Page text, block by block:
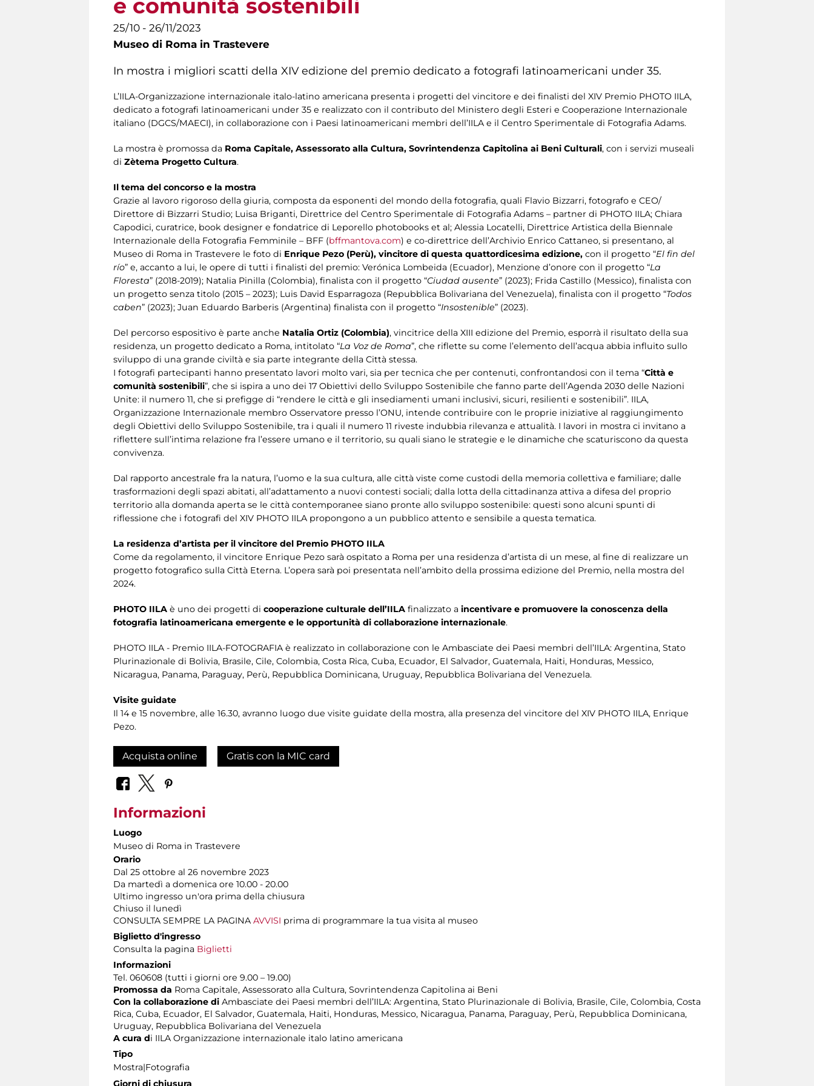
e comunità sostenibili
25/10 - 26/11/2023
Museo di Roma in Trastevere
In mostra i migliori scatti della XIV edizione del premio dedicato a fotografi latinoamericani under 35.
L’IILA-Organizzazione internazionale italo-latino americana presenta i progetti del vincitore e dei finalisti del XIV Premio PHOTO IILA,
dedicato a fotografi latinoamericani under 35 e realizzato con il contributo del Ministero degli Esteri e Cooperazione Internazionale
italiano (DGCS/MAECI), in collaborazione con i Paesi latinoamericani membri dell’IILA e il Centro Sperimentale di Fotografia Adams.
La mostra è promossa da Roma Capitale, Assessorato alla Cultura, Sovrintendenza Capitolina ai Beni Culturali, con i servizi museali
di Zètema Progetto Cultura.
Il tema del concorso e la mostra
Grazie al lavoro rigoroso della giuria, composta da esponenti del mondo della fotografia, quali Flavio Bizzarri, fotografo e CEO/
Direttore di Bizzarri Studio; Luisa Briganti, Direttrice del Centro Sperimentale di Fotografia Adams – partner di PHOTO IILA; Chiara
Capodici, curatrice, book designer e fondatrice di Leporello photobooks et al; Alessia Locatelli, Direttrice Artistica della Biennale
Internazionale della Fotografia Femminile – BFF (bffmantova.com) e co-direttrice dell’Archivio Enrico Cattaneo, si presentano, al
Museo di Roma in Trastevere le foto di Enrique Pezo (Perù), vincitore di questa quattordicesima edizione, con il progetto “El fin del
río” e, accanto a lui, le opere di tutti i finalisti del premio: Verónica Lombeida (Ecuador), Menzione d’onore con il progetto “La
Floresta” (2018-2019); Natalia Pinilla (Colombia), finalista con il progetto “Ciudad ausente” (2023); Frida Castillo (Messico), finalista con
un progetto senza titolo (2015 – 2023); Luis David Esparragoza (Repubblica Bolivariana del Venezuela), finalista con il progetto “Todos
caben” (2023); Juan Eduardo Barberis (Argentina) finalista con il progetto “Insostenible” (2023).
Del percorso espositivo è parte anche Natalia Ortiz (Colombia), vincitrice della XIII edizione del Premio, esporrà il risultato della sua
residenza, un progetto dedicato a Roma, intitolato “La Voz de Roma”, che riflette su come l’elemento dell’acqua abbia influito sullo
sviluppo di una grande civiltà e sia parte integrante della Città stessa.
I fotografi partecipanti hanno presentato lavori molto vari, sia per tecnica che per contenuti, confrontandosi con il tema “Città e
comunità sostenibili”, che si ispira a uno dei 17 Obiettivi dello Sviluppo Sostenibile che fanno parte dell’Agenda 2030 delle Nazioni
Unite: il numero 11, che si prefigge di “rendere le città e gli insediamenti umani inclusivi, sicuri, resilienti e sostenibili”. IILA,
Organizzazione Internazionale membro Osservatore presso l’ONU, intende contribuire con le proprie iniziative al raggiungimento
degli Obiettivi dello Sviluppo Sostenibile, tra i quali il numero 11 riveste indubbia rilevanza e attualità. I lavori in mostra ci invitano a
riflettere sull’intima relazione fra l’essere umano e il territorio, su quali siano le strategie e le dinamiche che scaturiscono da questa
convivenza.
Dal rapporto ancestrale fra la natura, l’uomo e la sua cultura, alle città viste come custodi della memoria collettiva e familiare; dalle
trasformazioni degli spazi abitati, all’adattamento a nuovi contesti sociali; dalla lotta della cittadinanza attiva a difesa del proprio
territorio alla domanda aperta se le città contemporanee siano pronte allo sviluppo sostenibile: questi sono alcuni spunti di
riflessione che i fotografi del XIV PHOTO IILA propongono a un pubblico attento e sensibile a questa tematica.
La residenza d’artista per il vincitore del Premio PHOTO IILA
Come da regolamento, il vincitore Enrique Pezo sarà ospitato a Roma per una residenza d’artista di un mese, al fine di realizzare un
progetto fotografico sulla Città Eterna. L’opera sarà poi presentata nell’ambito della prossima edizione del Premio, nella mostra del
2024.
PHOTO IILA è uno dei progetti di cooperazione culturale dell’IILA finalizzato a incentivare e promuovere la conoscenza della
fotografia latinoamericana emergente e le opportunità di collaborazione internazionale.
PHOTO IILA - Premio IILA-FOTOGRAFIA è realizzato in collaborazione con le Ambasciate dei Paesi membri dell’IILA: Argentina, Stato
Plurinazionale di Bolivia, Brasile, Cile, Colombia, Costa Rica, Cuba, Ecuador, El Salvador, Guatemala, Haiti, Honduras, Messico,
Nicaragua, Panama, Paraguay, Perù, Repubblica Dominicana, Uruguay, Repubblica Bolivariana del Venezuela.
Visite guidate
Il 14 e 15 novembre, alle 16.30, avranno luogo due visite guidate della mostra, alla presenza del vincitore del XIV PHOTO IILA, Enrique
Pezo.
Acquista online Gratis con la MIC card
Informazioni
Luogo
Museo di Roma in Trastevere
Orario
Dal 25 ottobre al 26 novembre 2023
Da martedì a domenica ore 10.00 - 20.00
Ultimo ingresso un'ora prima della chiusura
Chiuso il lunedì
CONSULTA SEMPRE LA PAGINA AVVISI prima di programmare la tua visita al museo
Biglietto d'ingresso
Consulta la pagina Biglietti
Informazioni
Tel. 060608 (tutti i giorni ore 9.00 – 19.00)
Promossa da Roma Capitale, Assessorato alla Cultura, Sovrintendenza Capitolina ai Beni
Con la collaborazione di Ambasciate dei Paesi membri dell’IILA: Argentina, Stato Plurinazionale di Bolivia, Brasile, Cile, Colombia, Costa
Rica, Cuba, Ecuador, El Salvador, Guatemala, Haiti, Honduras, Messico, Nicaragua, Panama, Paraguay, Perù, Repubblica Dominicana,
Uruguay, Repubblica Bolivariana del Venezuela
A cura di IILA Organizzazione internazionale italo latino americana
Tipo
Mostra|Fotografia
Giorni di chiusura